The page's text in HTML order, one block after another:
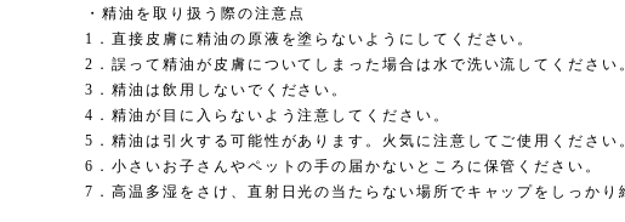
・精油を取り扱う際の注意点
1．直接皮膚に精油の原液を塗らないようにしてください。
2．誤って精油が皮膚についてしまった場合は水で洗い流してください
3．精油は飲用しないでください。
4．精油が目に入らないよう注意してください。
5．精油は引火する可能性があります。火気に注意してご使用ください
6．小さいお子さんやペットの手の届かないところに保管ください。
7．高温多湿をさけ、直射日光の当たらない場所でキャップをしっかり